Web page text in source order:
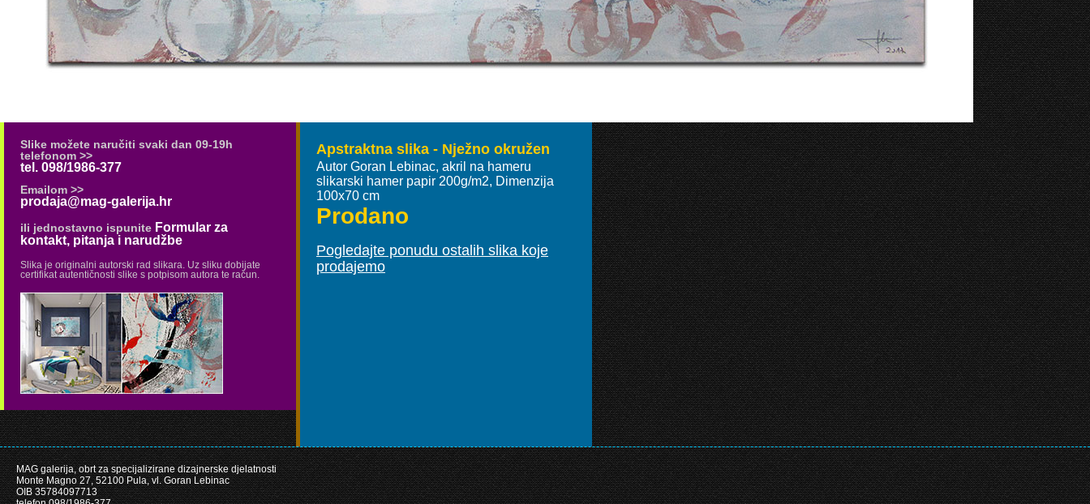
Slike možete naručiti svaki dan 09-19h
telefonom >>
tel. 098/1986-377
Emailom >>
prodaja@mag-galerija.hr
ili jednostavno ispunite Formular za
kontakt, pitanja i narudžbe
Slika je originalni autorski rad slikara. Uz sliku dobijate
certifikat autentičnosti slike s potpisom autora te račun.
Apstraktna slika - Nježno okružen
Autor Goran Lebinac, akril na hameru
slikarski hamer papir 200g/m2, Dimenzija
100x70 cm
Prodano
Pogledajte ponudu ostalih slika koje
prodajemo
MAG galerija, obrt za specijalizirane dizajnerske djelatnosti
Monte Magno 27, 52100 Pula, vl. Goran Lebinac
OIB 35784097713